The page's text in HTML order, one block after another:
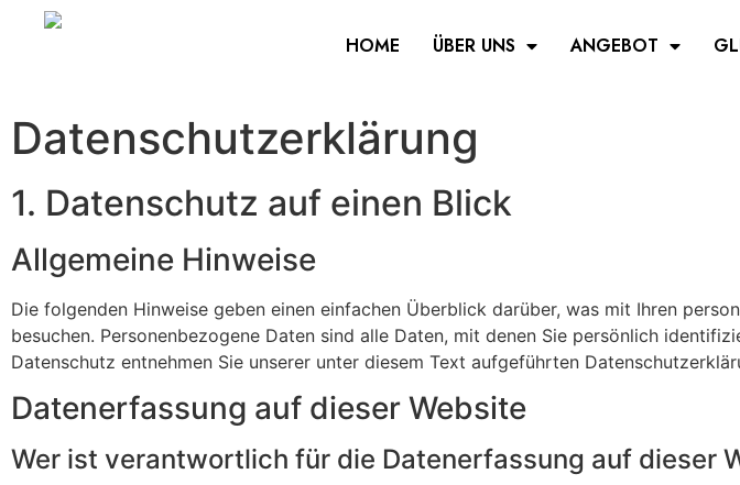
HOME ÜBER UNS ANGEBOT
Datenschutz­erklärung
1. Datenschutz auf einen Blick
Allgemeine Hinweise
Die folgenden Hinweise geben einen einfachen Überblick darüber, was mit Ihren
besuchen. Personenbezogene Daten sind alle Daten, mit denen Sie persönlich
Datenschutz entnehmen Sie unserer unter diesem Text aufgeführten
Datenerfassung auf dieser Website
Wer ist verantwortlich für die Datenerfassung auf dieser